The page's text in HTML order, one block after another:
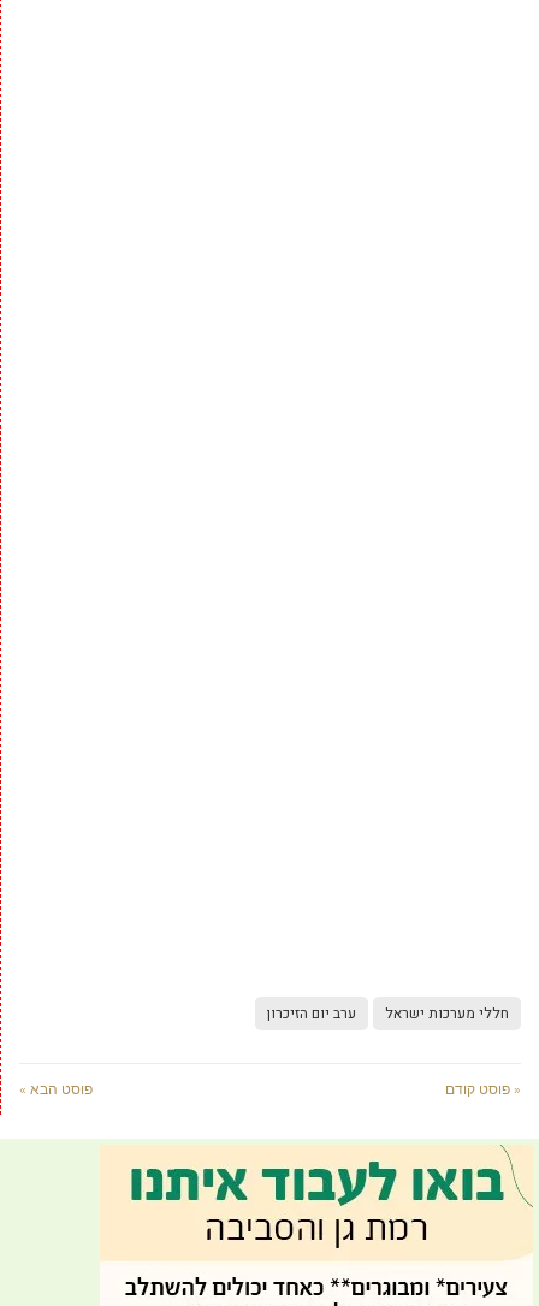
חללי מערכות ישראל ערב יום הזיכרון
« פוסט קודם פוסט הבא »